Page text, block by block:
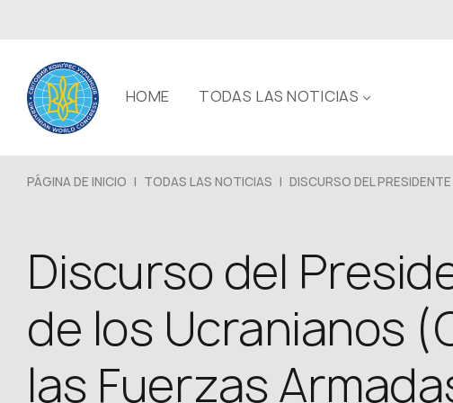
HOME TODAS LAS NOTICIAS
PÁGINA DE INICIO | TODAS LAS NOTICIAS | DISCURSO DEL PRESIDENTE
Discurso del
de los Ucranianos
las Fuerzas